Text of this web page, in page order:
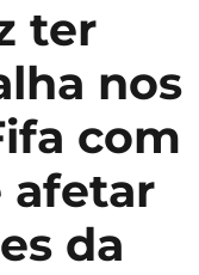
ter
nos
com
afetar
da